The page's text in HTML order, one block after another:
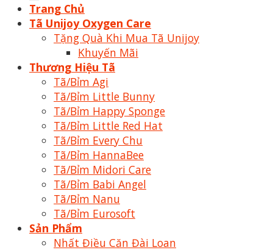
Trang Chủ
Tã Unijoy Oxygen Care
Tặng Quà Khi Mua Tã Unijoy
Khuyến Mãi
Thương Hiệu Tã
Tã/Bỉm Agi
Tã/Bỉm Little Bunny
Tã/Bỉm Happy Sponge
Tã/Bỉm Little Red Hat
Tã/Bỉm Every Chu
Tã/Bỉm HannaBee
Tã/Bỉm Midori Care
Tã/Bỉm Babi Angel
Tã/Bỉm Nanu
Tã/Bỉm Eurosoft
Sản Phẩm
Nhất Điều Căn Đài Loan